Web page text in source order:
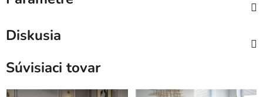
Diskusia
Súvisiaci tovar